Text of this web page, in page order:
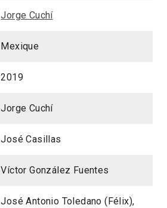
Jorge Cuchí
Mexique
2019
Jorge Cuchí
José Casillas
Víctor González Fuentes
José Antonio Toledano (Félix),